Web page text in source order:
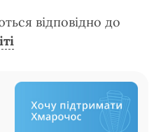
відповідно до